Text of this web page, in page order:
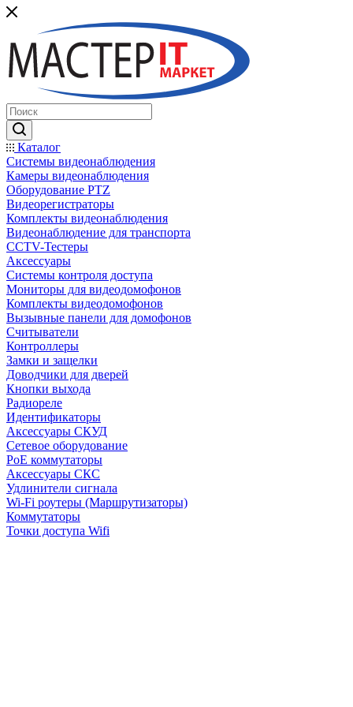
Каталог
Системы видеонаблюдения
Камеры видеонаблюдения
Оборудование PTZ
Видеорегистраторы
Комплекты видеонаблюдения
Видеонаблюдение для транспорта
CCTV-Тестеры
Аксессуары
Системы контроля доступа
Мониторы для видеодомофонов
Комплекты видеодомофонов
Вызывные панели для домофонов
Считыватели
Контроллеры
Замки и защелки
Доводчики для дверей
Кнопки выхода
Радиореле
Идентификаторы
Аксессуары СКУД
Сетевое оборудование
PoE коммутаторы
Аксессуары СКС
Удлинители сигнала
Wi-Fi роутеры (Маршрутизаторы)
Коммутаторы
Точки доступа Wifi